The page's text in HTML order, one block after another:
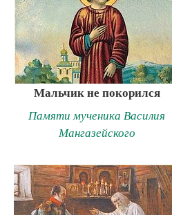
Мальчик не покорился
Памяти мученика Василия
Мангазейского